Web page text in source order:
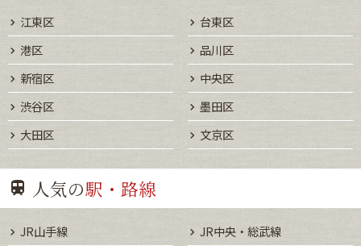
江東区
台東区
港区
品川区
新宿区
中央区
渋谷区
墨田区
大田区
文京区
人気の駅・路線
JR山手線
JR中央・総武線